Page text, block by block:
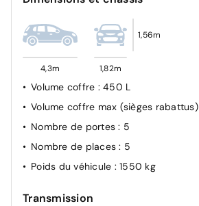
4,3m 1,82m
1,56m
Volume coffre : 450 L
Volume coffre max (sièges rabattus)
Nombre de portes: 5
Nombre de places: 5
Poids du véhicule : 1550 kg
Transmission